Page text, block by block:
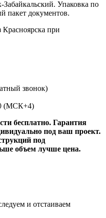
Упаковка по
пакет документов.
при
звонок)
(МСК+4)
бесплатно. Гарантия
под ваш проект.
под
объем лучше цена.
и отстаиваем